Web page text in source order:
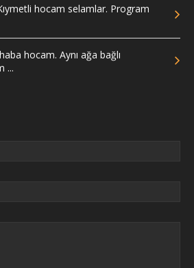
hocam selamlar. Program
hocam. Aynı ağa bağlı
...